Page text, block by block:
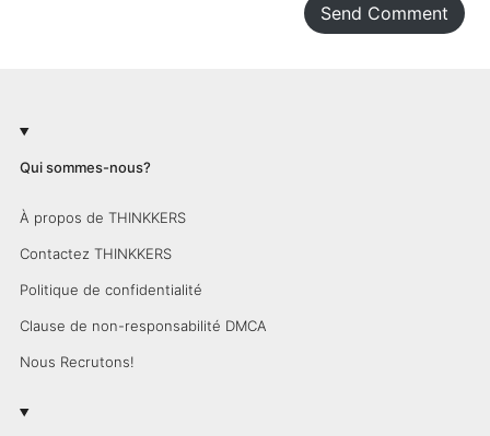
Send Comment
Qui sommes-nous?
À propos de THINKKERS
Contactez THINKKERS
Politique de confidentialité
Clause de non-responsabilité DMCA
Nous Recrutons!